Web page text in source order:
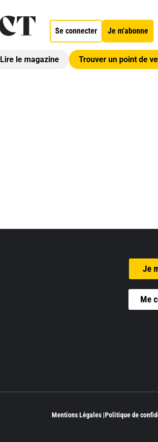
Se connecter Je m'abonne
Lire le magazine Trouver un point de
Je
Me
Mentions Légales |Politique de